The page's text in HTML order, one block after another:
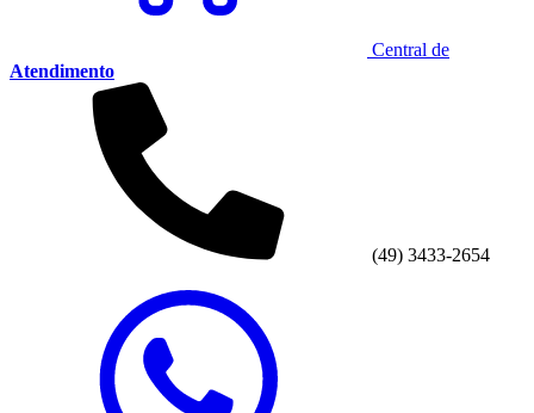
Central de
Atendimento
(49) 3433-2654